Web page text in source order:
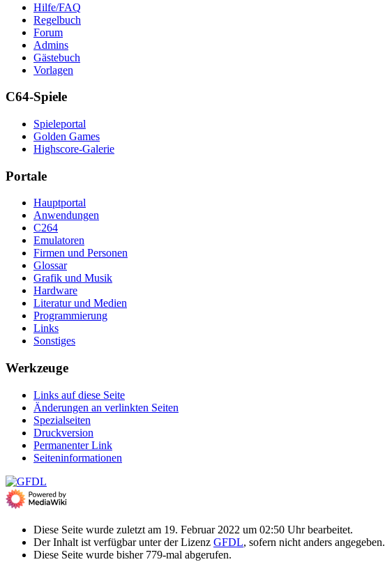
Hilfe/FAQ
Regelbuch
Forum
Admins
Gästebuch
Vorlagen
C64-Spiele
Spieleportal
Golden Games
Highscore-Galerie
Portale
Hauptportal
Anwendungen
C264
Emulatoren
Firmen und Personen
Glossar
Grafik und Musik
Hardware
Literatur und Medien
Programmierung
Links
Sonstiges
Werkzeuge
Links auf diese Seite
Änderungen an verlinkten Seiten
Spezialseiten
Druckversion
Permanenter Link
Seiten­­informationen
Diese Seite wurde zuletzt am 19. Februar 2022 um 02:50 Uhr bearbeitet.
Der Inhalt ist verfügbar unter der Lizenz GFDL, sofern nicht anders angegeben.
Diese Seite wurde bisher 779-mal abgerufen.